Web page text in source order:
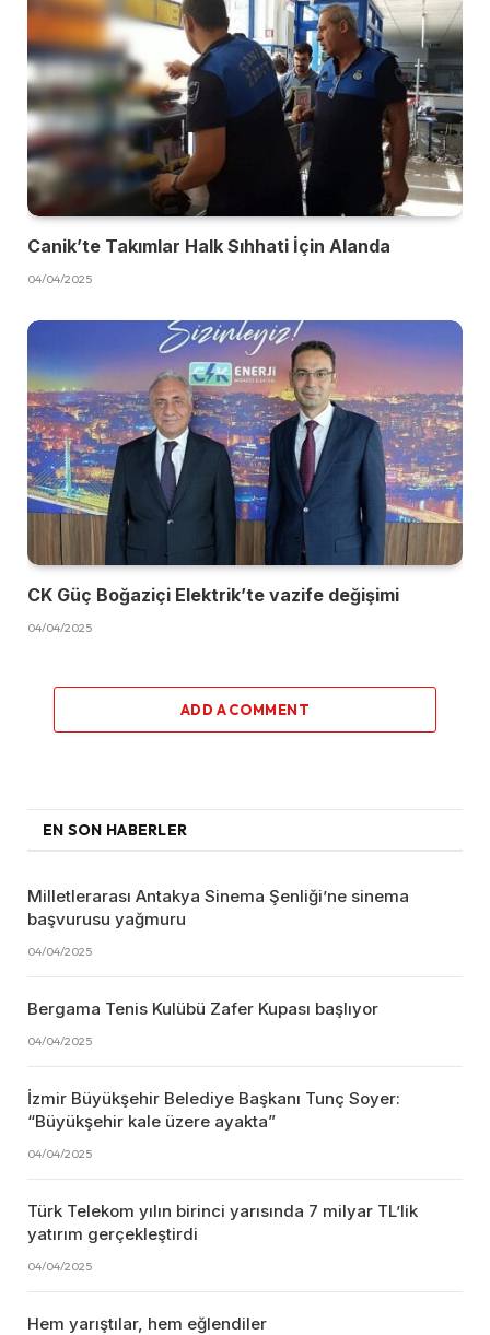
Canik’te Takımlar Halk Sıhhati İçin Alanda
04/04/2025
CK Güç Boğaziçi Elektrik’te vazife değişimi
04/04/2025
ADD A COMMENT
EN SON HABERLER
Milletlerarası Antakya Sinema Şenliği’ne sinema
başvurusu yağmuru
04/04/2025
Bergama Tenis Kulübü Zafer Kupası başlıyor
04/04/2025
İzmir Büyükşehir Belediye Başkanı Tunç Soyer:
“Büyükşehir kale üzere ayakta”
04/04/2025
Türk Telekom yılın birinci yarısında 7 milyar TL’lik
yatırım gerçekleştirdi
04/04/2025
Hem yarıştılar, hem eğlendiler